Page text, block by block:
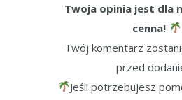
Twoja opinia jest dla
cenna!
Twój komentarz
przed
Jeśli potrzebujesz